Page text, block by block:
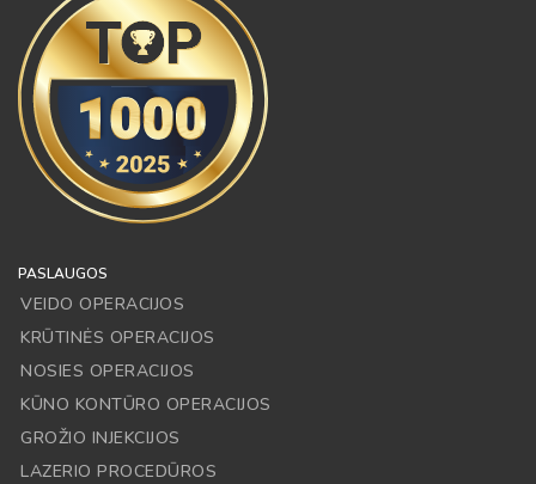
PASLAUGOS
VEIDO OPERACIJOS
KRŪTINĖS OPERACIJOS
NOSIES OPERACIJOS
KŪNO KONTŪRO OPERACIJOS
GROŽIO INJEKCIJOS
LAZERIO PROCEDŪROS